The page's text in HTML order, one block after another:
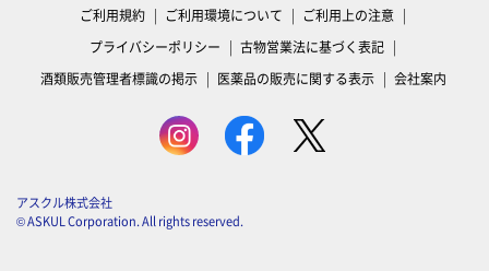
ご利用規約 ご利用環境について
ご利用上の注意
プライバシーポリシー
古物営業法に基づく表記
酒類販売管理者標識の掲示
医薬品の販売に関する表示 会社案内
アスクル株式会社
© ASKUL Corporation. All rights reserved.